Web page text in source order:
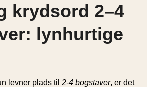
krydsord 2–4
lynhurtige
levner plads til 2-4 bogstaver, er det